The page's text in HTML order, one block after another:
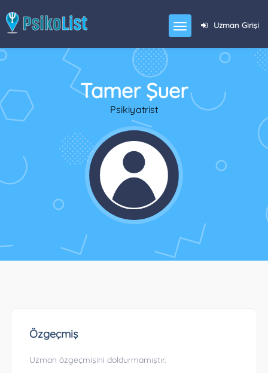
Uzman Girişi
Tamer Şuer
Psikiyatrist
Özgeçmiş
Uzman özgeçmişini doldurmamıştır.